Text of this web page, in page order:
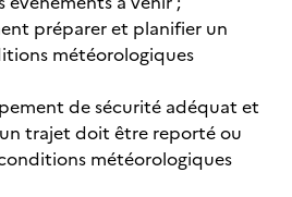
préparer et planifier un
météorologiques
de sécurité adéquat et
trajet doit être reporté ou
météorologiques